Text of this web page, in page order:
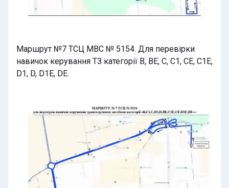
Маршрут №7 ТСЦ МВС № 5154. Для перевірки
навичок керування ТЗ категорії В, BE, C, C1, CE, C1E,
D1, D, D1E, DE.